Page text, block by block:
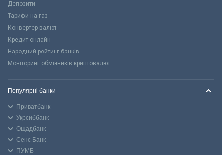
Депозити
Тарифи на газ
Конвертер валют
Кредит онлайн
Народний рейтинг банків
Моніторинг обмінників криптовалют
Популярні банки
Приватбанк
Укрсиббанк
Ощадбанк
Сенс Банк
ПУМБ